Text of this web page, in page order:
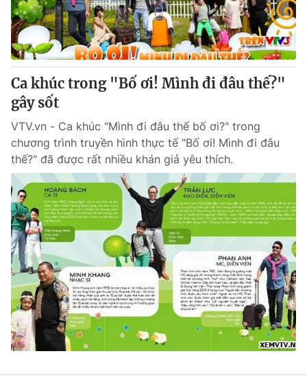
Sản phẩm
Thị trường
Tư vấn
Lịch phát sóng
Chuyên mục khác
Emagazine
Photo Infographic
Video Shorts video
VTV Money VTV Thể thao
VTV Sức khoẻ Bất động sản
Thị trường 24h Tấm lòng Việt
VTV4 Vươn mình bằng AI
Ca khúc trong "Bố ơi! Mình đi đâu thế?"
gây sốt
VTV.vn - Ca khúc "Mình đi đâu thế bố ơi?" trong
chương trình truyền hình thực tế "Bố ơi! Mình đi đâu
thế?" đã được rất nhiều khán giả yêu thích.